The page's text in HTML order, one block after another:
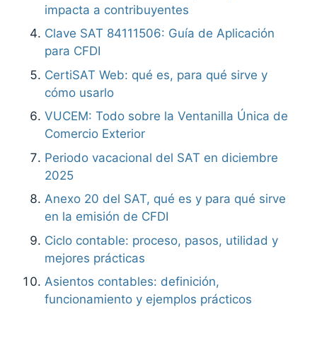
impacta a contribuyentes
Clave SAT 84111506: Guía de Aplicación
para CFDI
CertiSAT Web: qué es, para qué sirve y
cómo usarlo
VUCEM: Todo sobre la Ventanilla Única de
Comercio Exterior
Periodo vacacional del SAT en diciembre
2025
Anexo 20 del SAT, qué es y para qué sirve
en la emisión de CFDI
Ciclo contable: proceso, pasos, utilidad y
mejores prácticas
Asientos contables: definición,
funcionamiento y ejemplos prácticos